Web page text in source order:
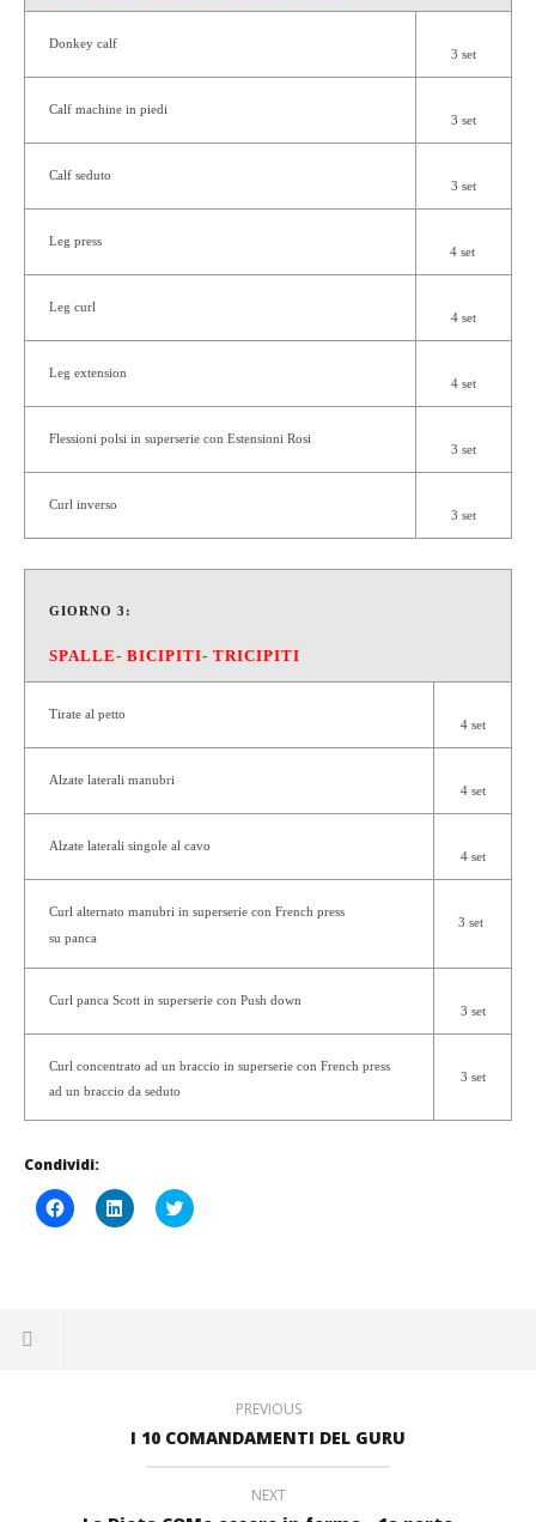
Donkey calf
3 set
Calf machine in piedi
3 set
Calf seduto
3 set
Leg press
4 set
Leg curl
4 set
Leg extension
4 set
Flessioni polsi in superserie con Estensioni Rosi
3 set
Curl inverso
3 set
GIORNO 3:
SPALLE- BICIPITI- TRICIPITI
Tirate al petto
4 set
Alzate laterali manubri
4 set
Alzate laterali singole al cavo
4 set
Curl alternato manubri in superserie con French press
su panca
3 set
Curl panca Scott in superserie con Push down
3 set
Curl concentrato ad un braccio in superserie con French press
ad un braccio da seduto
3 set
Condividi:
Fai
clic
Fai
clic
Click
to
PREVIOUS
I 10 COMANDAMENTI DEL GURU
NEXT